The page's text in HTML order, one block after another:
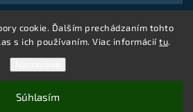
cookie. Ďalším prechádzaním tohto
s ich používaním. Viac informáciítu.
Súhlasím